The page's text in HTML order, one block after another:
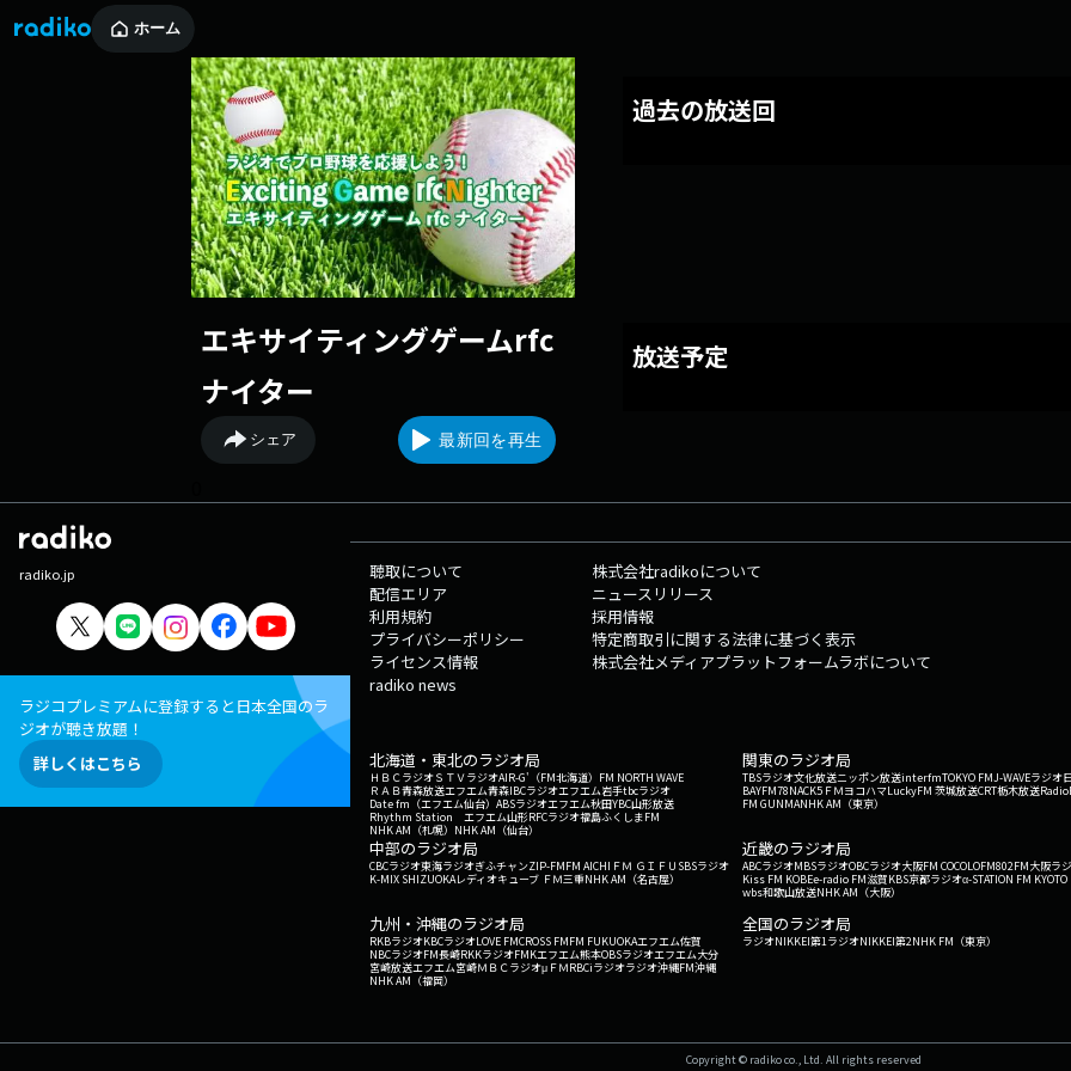
ホーム
エキサイティングゲームrfc
ナイター
シェア 最新回を再生
過去の放送回
放送予定
radiko.jp
ラジコプレミアムに登録すると日本全国のラ
ジオが聴き放題！
詳しくはこちら
聴取について
配信エリア
利用規約
プライバシーポリシー
ライセンス情報
radiko news
株式会社radikoについて
ニュースリリース
採用情報
特定商取引に関する法律に基づく表示
株式会社メディアプラットフォームラボについて
北海道・東北のラジオ局
ＨＢＣラジオＳＴＶラジオAIR-G'（FM北海道） FM NORTH WAVE
ＲＡＢ青森放送エフエム青森IBCラジオエフエム岩手tbcラジオ
Date fm（エフエム仙台） ABSラジオエフエム秋田YBC山形放送
Rhythm Station エフエム山形RFCラジオ福島ふくしまFM
NHK AM（札幌） NHK AM（仙台）
関東のラジオ局
TBSラジオ文化放送ニッポン放送interfmTOKYO FMJ-WAVEラジオ
BAYFM78NACK5 ＦＭヨコハマLuckyFM 茨城放送CRT栃木放送
FM GUNMANHK AM（東京）
中部のラジオ局
CBCラジオ東海ラジオぎふチャンZIP-FMFM AICHI ＦＭ ＧＩＦＵ SBSラジオ
K-MIX SHIZUOKAレディオキューブ ＦＭ三重NHK AM（名古屋）
近畿のラジオ局
ABCラジオMBSラジオOBCラジオ大阪FM COCOLOFM802FM大阪ラ
Kiss FM KOBEe-radio FM滋賀KBS京都ラジオα-STATION FM KYOTO
wbs和歌山放送NHK AM（大阪）
九州・沖縄のラジオ局
RKBラジオKBCラジオLOVE FMCROSS FMFM FUKUOKAエフエム佐賀
NBCラジオFM長崎RKKラジオFMKエフエム熊本OBSラジオエフエム大分
宮崎放送エフエム宮崎ＭＢＣラジオμＦＭRBCiラジオラジオ沖縄FM沖縄
NHK AM（福岡）
全国のラジオ局
ラジオNIKKEI第1ラジオNIKKEI第2NHK FM（東京）
Copyright © radiko co., Ltd. All rights reserved